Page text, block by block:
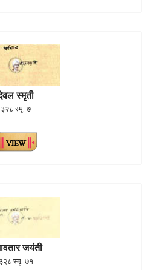
स्मृती
३२८ स्मृ. ७
जयंती
३२८ स्मृ. ७१